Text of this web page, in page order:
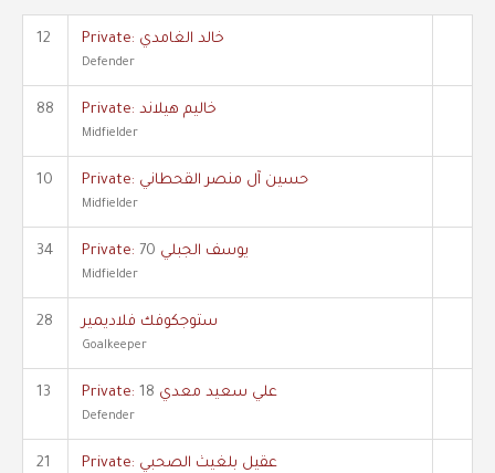
12 Private: خالد الغامدي
Defender
88 Private: خاليم هيلاند
Midfielder
10 Private: حسين آل منصر القحطاني
Midfielder
34 Private: يوسف الجبلي 70
Midfielder
28 ستوجكوفك فلاديمير
Goalkeeper
13 Private: علي سعيد معدي 18
Defender
21 Private: عقيل بلغيث الصحبي